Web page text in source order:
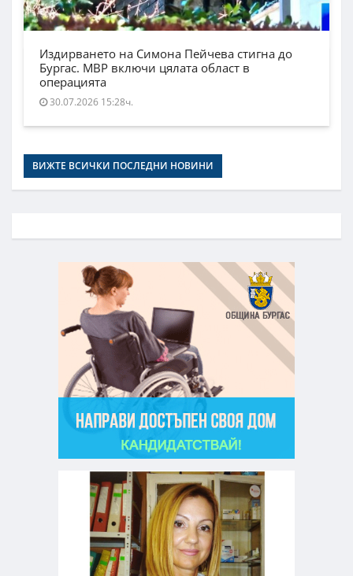
Издирването на Симона Пейчева стигна до
Бургас. МВР включи цялата област в
операцията
30.07.2026 15:28ч.
ВИЖТЕ ВСИЧКИ ПОСЛЕДНИ НОВИНИ